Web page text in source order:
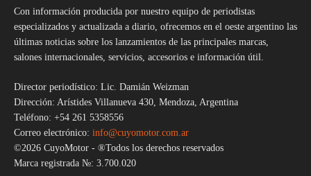
Con información producida por nuestro equipo de periodistas
especializados y actualizada a diario, ofrecemos en el oeste argentino las
últimas noticias sobre los lanzamientos de las principales marcas,
salones internacionales, servicios, accesorios e información útil.
Director periodístico: Lic. Damián Weizman
Dirección: Arístides Villanueva 430, Mendoza, Argentina
Teléfono: +54 261 5358556
Correo electrónico: info@cuyomotor.com.ar
©2026 CuyoMotor - ®Todos los derechos reservados
Marca registrada №: 3.700.020